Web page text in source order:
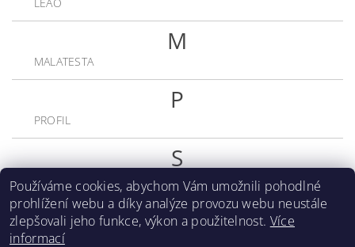
M
MALATESTA
P
PROFIL
S
SCOP (RADBURG)
Používáme cookies, abychom Vám umožnili pohodlné
prohlížení webu a díky analýze provozu webu neustále
zlepšovali jeho funkce, výkon a použitelnost. Více
informací